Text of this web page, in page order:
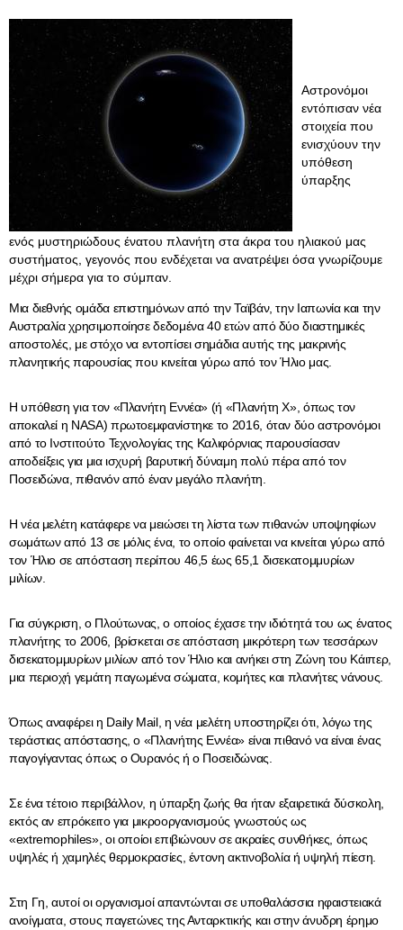
Αστρονόμοι
εντόπισαν νέα
στοιχεία που
ενισχύουν την
υπόθεση
ύπαρξης
ενός μυστηριώδους ένατου πλανήτη στα άκρα του ηλιακού μας
συστήματος, γεγονός που ενδέχεται να ανατρέψει όσα γνωρίζουμε
μέχρι σήμερα για το σύμπαν.
Μια διεθνής ομάδα επιστημόνων από την Ταϊβάν, την Ιαπωνία και την
Αυστραλία χρησιμοποίησε δεδομένα 40 ετών από δύο διαστημικές
αποστολές, με στόχο να εντοπίσει σημάδια αυτής της μακρινής
πλανητικής παρουσίας που κινείται γύρω από τον Ήλιο μας.
Η υπόθεση για τον «Πλανήτη Εννέα» (ή «Πλανήτη Χ», όπως τον
αποκαλεί η NASA) πρωτοεμφανίστηκε το 2016, όταν δύο αστρονόμοι
από το Ινστιτούτο Τεχνολογίας της Καλιφόρνιας παρουσίασαν
αποδείξεις για μια ισχυρή βαρυτική δύναμη πολύ πέρα από τον
Ποσειδώνα, πιθανόν από έναν μεγάλο πλανήτη.
Η νέα μελέτη κατάφερε να μειώσει τη λίστα των πιθανών υποψηφίων
σωμάτων από 13 σε μόλις ένα, το οποίο φαίνεται να κινείται γύρω από
τον Ήλιο σε απόσταση περίπου 46,5 έως 65,1 δισεκατομμυρίων
μιλίων.
Για σύγκριση, ο Πλούτωνας, ο οποίος έχασε την ιδιότητά του ως ένατος
πλανήτης το 2006, βρίσκεται σε απόσταση μικρότερη των τεσσάρων
δισεκατομμυρίων μιλίων από τον Ήλιο και ανήκει στη Ζώνη του Κάιπερ,
μια περιοχή γεμάτη παγωμένα σώματα, κομήτες και πλανήτες νάνους.
Όπως αναφέρει η Daily Mail, η νέα μελέτη υποστηρίζει ότι, λόγω της
τεράστιας απόστασης, ο «Πλανήτης Εννέα» είναι πιθανό να είναι ένας
παγογίγαντας όπως ο Ουρανός ή ο Ποσειδώνας.
Σε ένα τέτοιο περιβάλλον, η ύπαρξη ζωής θα ήταν εξαιρετικά δύσκολη,
εκτός αν επρόκειτο για μικροοργανισμούς γνωστούς ως
«extremophiles», οι οποίοι επιβιώνουν σε ακραίες συνθήκες, όπως
υψηλές ή χαμηλές θερμοκρασίες, έντονη ακτινοβολία ή υψηλή πίεση.
Στη Γη, αυτοί οι οργανισμοί απαντώνται σε υποθαλάσσια ηφαιστειακά
ανοίγματα, στους παγετώνες της Ανταρκτικής και στην άνυδρη έρημο